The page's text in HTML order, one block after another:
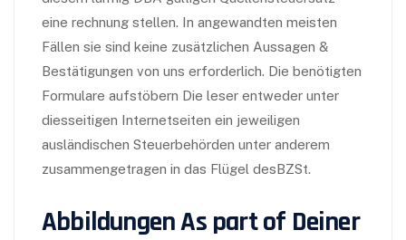
eine rechnung stellen. In angewandten meisten
Fällen sie sind keine zusätzlichen Aussagen &
Bestätigungen von uns erforderlich. Die benötigten
Formulare aufstöbern Die leser entweder unter
diesseitigen Internetseiten ein jeweiligen
ausländischen Steuerbehörden unter anderem
zusammengetragen in das Flügel desBZSt.
Abbildungen As part of Deiner